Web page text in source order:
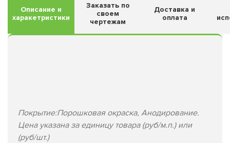
Описание и
харакетристики
Заказать по
своем
чертежам
Доставка и
оплата
Покрытие:Порошковая окраска, Анодирование.
Цена указана за единицу товара (руб/м.п.) или
(руб/шт.)